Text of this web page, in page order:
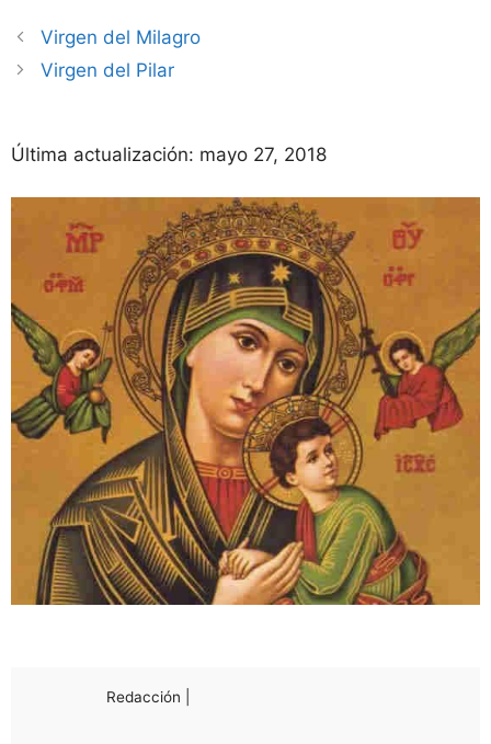
Virgen del Milagro
Virgen del Pilar
Última actualización: mayo 27, 2018
Redacción |